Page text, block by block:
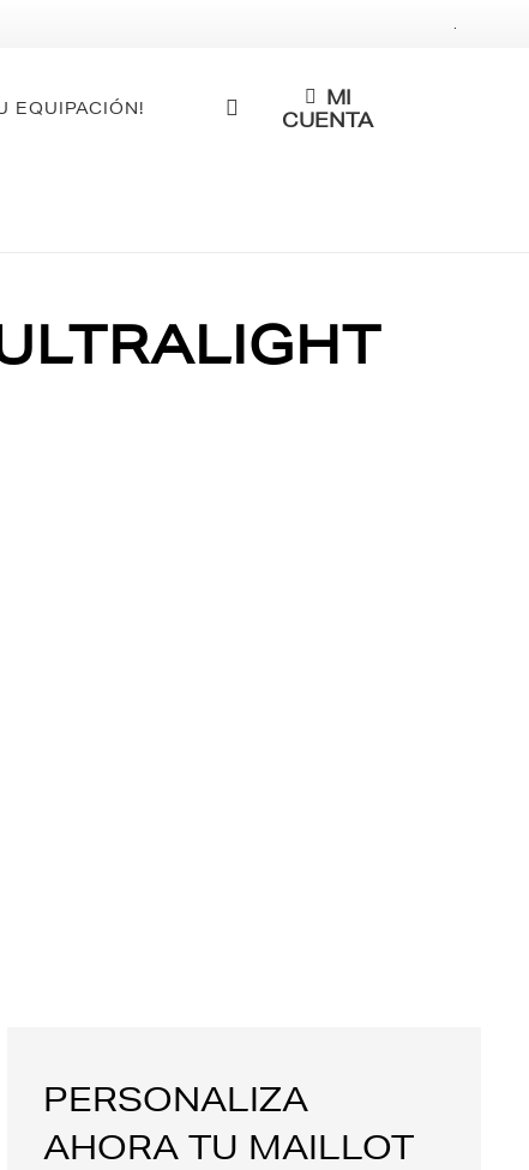
.
EQUIPACIÓN!
MI
CUENTA
PERSONALIZA
AHORA TU MAILLOT